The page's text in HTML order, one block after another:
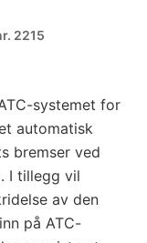
2215
systemet for
automatisk
bremser ved
I tillegg vil
av den
på ATC-